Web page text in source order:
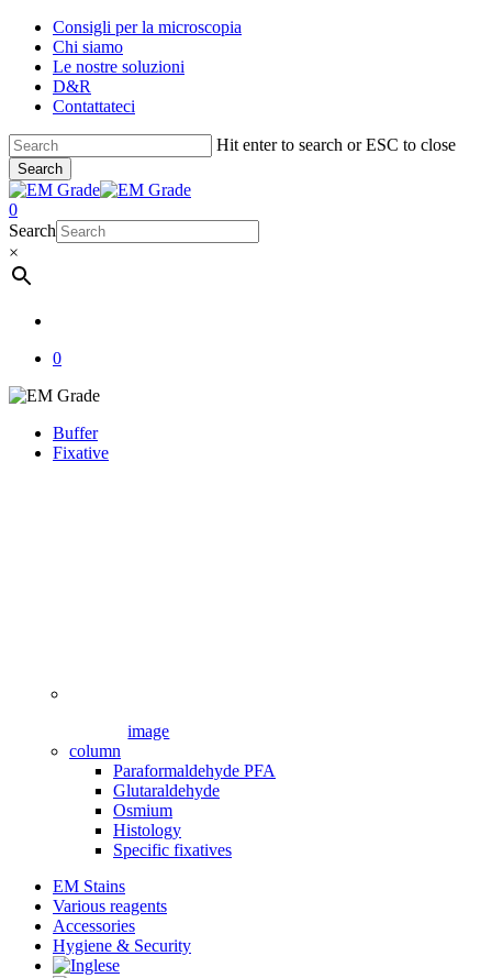
Skip
main
content
Consigli per la microscopia
Chi siamo
Le nostre soluzioni
D&R
Contattateci
Hit enter to search or ESC to close
Search
Close
Search
account
0
Menu
Search
×
0
Buffer
Fixative
image
column
Paraformaldehyde PFA
Glutaraldehyde
Osmium
Histology
Specific fixatives
EM Stains
Various reagents
Accessories
Hygiene & Security